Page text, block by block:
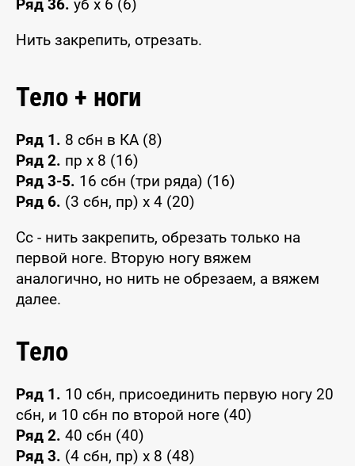
Ряд 36. уб x 6 (6)
Нить закрепить, отрезать.
Тело + ноги
Ряд 1. 8 сбн в КА (8)
Ряд 2. пр x 8 (16)
Ряд 3-5. 16 сбн (три ряда) (16)
Ряд 6. (3 сбн, пр) x 4 (20)
Сс - нить закрепить, обрезать только на
первой ноге. Вторую ногу вяжем
аналогично, но нить не обрезаем, а вяжем
далее.
Тело
Ряд 1. 10 сбн, присоединить первую ногу 20
сбн, и 10 сбн по второй ноге (40)
Ряд 2. 40 сбн (40)
Ряд 3. (4 сбн, пр) x 8 (48)